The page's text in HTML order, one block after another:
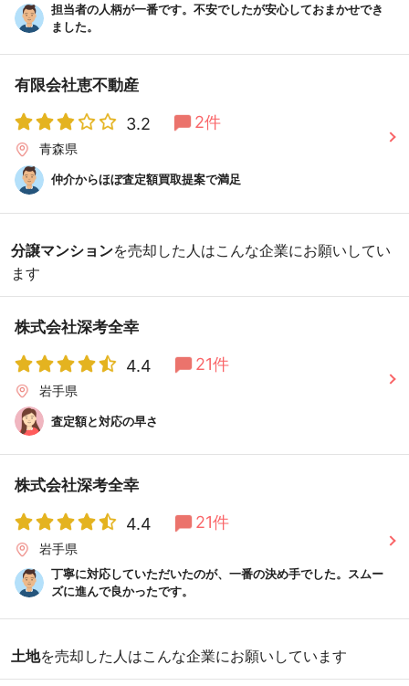
担当者の人柄が一番です。不安でしたが安心しておまかせでき
ました。
有限会社恵不動産
3.2 2件
青森県
仲介からほぼ査定額買取提案で満足
分譲マンションを売却した人はこんな企業にお願いしてい
ます
株式会社深考全幸
4.4 21件
岩手県
査定額と対応の早さ
株式会社深考全幸
4.4 21件
岩手県
丁寧に対応していただいたのが、一番の決め手でした。スムー
ズに進んで良かったです。
土地を売却した人はこんな企業にお願いしています